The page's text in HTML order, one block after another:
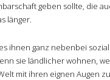
geben sollte, die
länger.
ihnen ganz nebenbei
sie ländlicher wohnen,
mit ihren eignen Augen